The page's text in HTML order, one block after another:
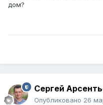
дом?
Сергей
Опубликовано 26